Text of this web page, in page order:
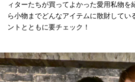
ィターたちが買ってよかった愛用私物を
ら小物までどんなアイテムに散財してい
ントとともに要チェック！